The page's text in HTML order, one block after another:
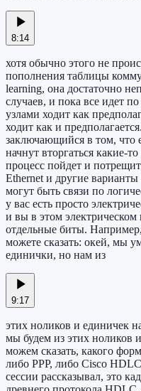
8:14
хотя обычно этого не
пополнения таблицы
learning, она достаточно
случаев, и пока все идет
узлами ходит как
ходит как и
заключающийся в том, что
начнут вторгаться какие-
процесс пойдет и
Ethernet и другие
могут быть связи по
у вас есть просто
и вы в этом электрическом
отдельные биты.
можете сказать: окей, мы
единички, но нам из
9:17
этих ноликов и единичек
мы будем из этих ноликов
можем сказать, какого
либо PPP, либо Cisco
сессии рассказывал, это